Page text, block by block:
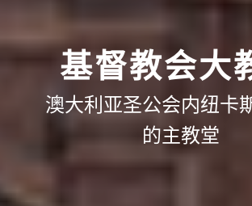
基督教会大
澳大利亚圣公会内纽卡
的主教堂